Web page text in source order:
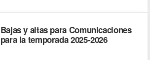
Bajas y altas para Comunicaciones
para la temporada 2025-2026